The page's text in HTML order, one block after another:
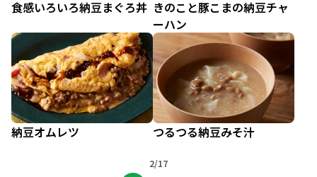
食感いろいろ納豆まぐろ丼 きのこと豚こまの納豆チャ
ーハン
納豆オムレツ つるつる納豆みそ汁
2/17